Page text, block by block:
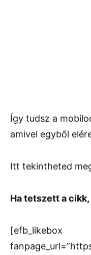
Így tudsz a
amivel egyből
Itt tekintheted
Ha tetszett a
[efb_likebox